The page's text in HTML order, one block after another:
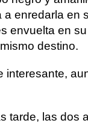
enredarla en
envuelta en
destino.
interesante,
tarde, las dos